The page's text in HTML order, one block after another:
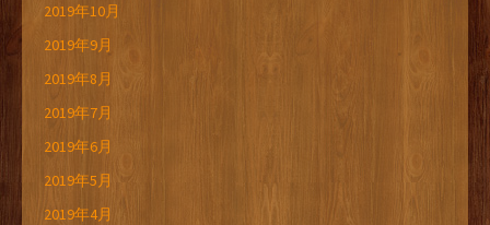
2019年10月
2019年9月
2019年8月
2019年7月
2019年6月
2019年5月
2019年4月